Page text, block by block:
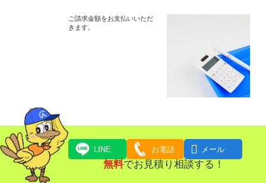
ご請求金額をお支払いいただ
きます。
LINE お電話  メール
無料でお見積り相談する！